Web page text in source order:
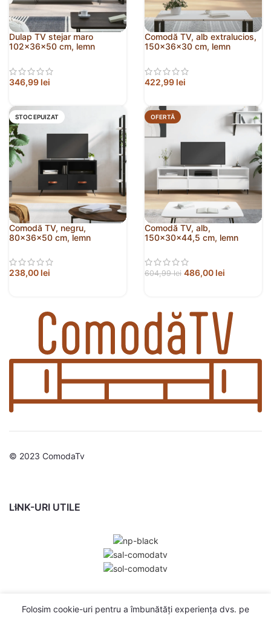
Dulap TV stejar maro
102x36x50 cm, lemn
346,99 lei
Comodă TV, alb extralucios,
150x36x30 cm, lemn
422,99 lei
STOC EPUIZAT
Comodă TV, negru,
80x36x50 cm, lemn
238,00 lei
OFERTĂ
Comodă TV, alb,
150x30x44,5 cm, lemn
604,99lei 486,00 lei
© 2023 ComodaTv
LINK-URI UTILE
Folosim cookie-uri pentru a îmbunătăți experiența dvs. pe